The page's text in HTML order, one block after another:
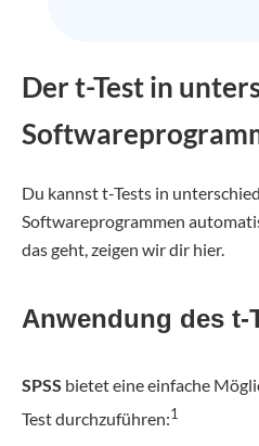
Der t-Test in
Du kannst t-Tests in
Softwareprogrammen
das geht, zeigen wir dir hier.
Anwendung des t-
SPSS bietet eine einfache
Test durchzuführen:1